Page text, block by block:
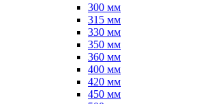
300 мм
315 мм
330 мм
350 мм
360 мм
400 мм
420 мм
450 мм